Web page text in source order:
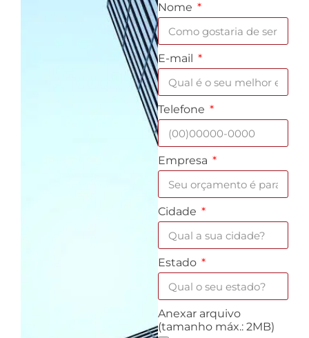
Nome
E-mail
Telefone
Empresa
Cidade
Estado
Anexar arquivo
(tamanho máx.: 2MB)